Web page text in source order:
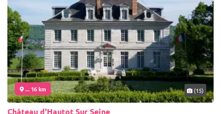
... 16 km (15)
Château d'Hautot Sur Seine